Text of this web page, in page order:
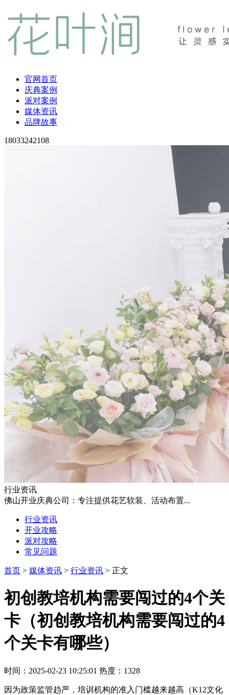
官网首页
庆典案例
派对案例
媒体资讯
品牌故事
18033242108
行业资讯
佛山开业庆典公司：专注提供花艺软装、活动布置...
行业资讯
开业攻略
派对攻略
常见问题
首页 > 媒体资讯 > 行业资讯 > 正文
初创教培机构需要闯过的4个关
卡（初创教培机构需要闯过的4
个关卡有哪些）
时间：2025-02-23 10:25:01 热度：1328
因为政策监管趋严，培训机构的准入门槛越来越高（K12文化